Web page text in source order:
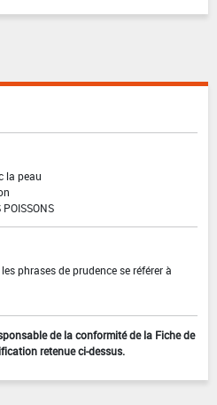
la peau
POISSONS
phrases de prudence se référer à
de la conformité de la Fiche de
retenue ci-dessus.